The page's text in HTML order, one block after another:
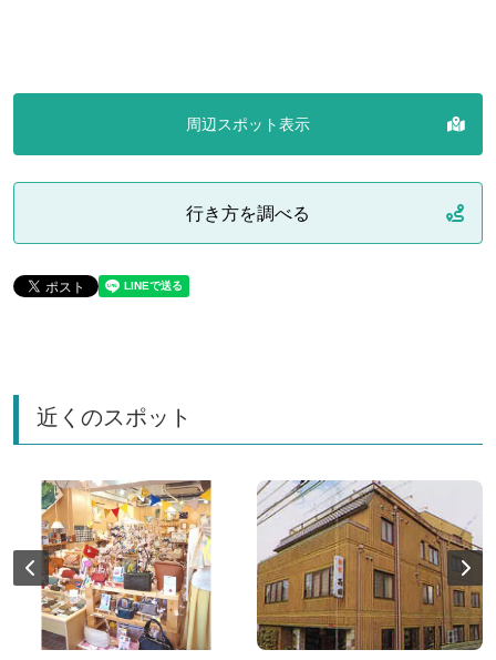
周辺スポット表示
行き方を調べる
近くのスポット